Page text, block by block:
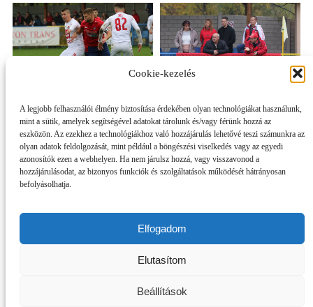
Cookie-kezelés
A legjobb felhasználói élmény biztosítása érdekében olyan technológiákat használunk,
mint a sütik, amelyek segítségével adatokat tárolunk és/vagy férünk hozzá az
eszközön. Az ezekhez a technológiákhoz való hozzájárulás lehetővé teszi számunkra az
olyan adatok feldolgozását, mint például a böngészési viselkedés vagy az egyedi
azonosítók ezen a webhelyen. Ha nem járulsz hozzá, vagy visszavonod a
hozzájárulásodat, az bizonyos funkciók és szolgáltatások működését hátrányosan
befolyásolhatja.
Elfogadom
Elutasítom
Beállítások